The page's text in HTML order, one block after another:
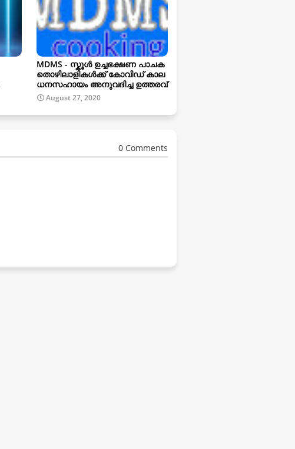
MDMS - സ്കൂൾ ഉച്ചഭക്ഷണ പാചക
തൊഴിലാളികൾക്ക് കോവിഡ് കാല
ധനസഹായം അനുവദിച്ച ഉത്തരവ്
August 27, 2020
0 Comments